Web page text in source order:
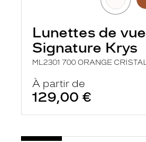
Lunettes de vue
Signature Krys
ML2301 700 ORANGE CRISTAL
À partir de
129,00 €